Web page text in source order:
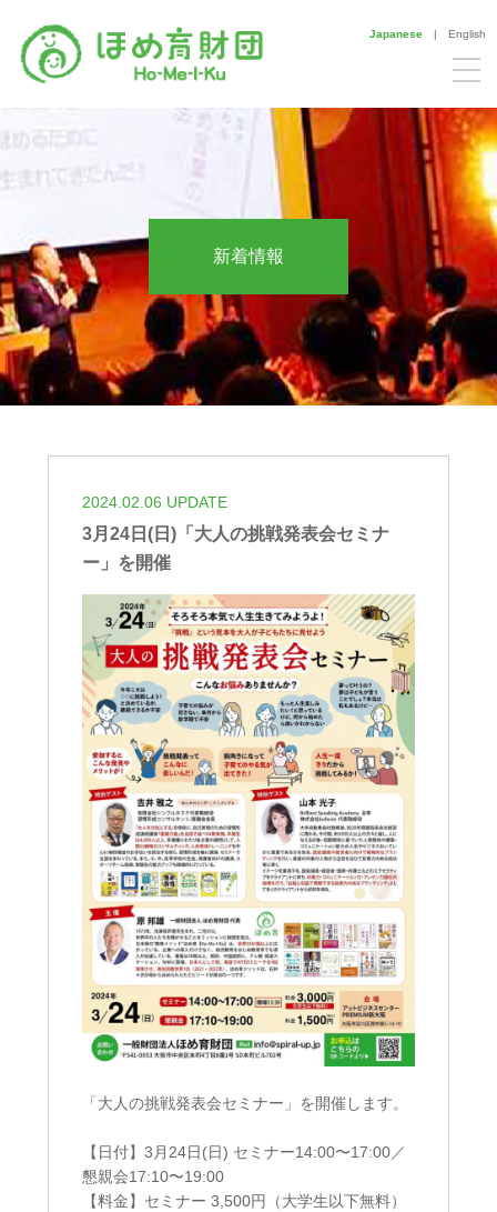
Japanese | English
新着情報
2024.02.06 UPDATE
3月24日(日)「大人の挑戦発表会セミナ
ー」を開催
「大人の挑戦発表会セミナー」を開催します。
【日付】3月24日(日) セミナー14:00〜17:00／
懇親会17:10〜19:00
【料金】セミナー 3,500円（大学生以下無料）